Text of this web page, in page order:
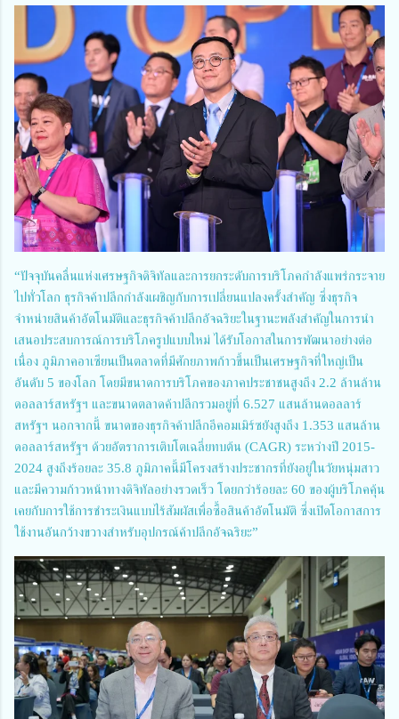
“ปัจจุบันคลื่นแห่งเศรษฐกิจดิจิทัลและการยกระดับการบริโภคกำลังแพร่กระจาย
ไปทั่วโลก ธุรกิจค้าปลีกกำลังเผชิญกับการเปลี่ยนแปลงครั้งสำคัญ ซึ่งธุรกิจ
จำหน่ายสินค้าอัตโนมัติและธุรกิจค้าปลีกอัจฉริยะในฐานะพลังสำคัญในการนำ
เสนอประสบการณ์การบริโภครูปแบบใหม่ ได้รับโอกาสในการพัฒนาอย่างต่อ
เนื่อง ภูมิภาคอาเซียนเป็นตลาดที่มีศักยภาพก้าวขึ้นเป็นเศรษฐกิจที่ใหญ่เป็น
อันดับ 5 ของโลก โดยมีขนาดการบริโภคของภาคประชาชนสูงถึง 2.2 ล้านล้าน
ดอลลาร์สหรัฐฯ และขนาดตลาดค้าปลีกรวมอยู่ที่ 6.527 แสนล้านดอลลาร์
สหรัฐฯ นอกจากนี้ ขนาดของธุรกิจค้าปลีกอีคอมเมิร์ซยังสูงถึง 1.353 แสนล้าน
ดอลลาร์สหรัฐฯ ด้วยอัตราการเติบโตเฉลี่ยทบต้น (CAGR) ระหว่างปี 2015-
2024 สูงถึงร้อยละ 35.8 ภูมิภาคนี้มีโครงสร้างประชากรที่ยังอยู่ในวัยหนุ่มสาว
และมีความก้าวหน้าทางดิจิทัลอย่างรวดเร็ว โดยกว่าร้อยละ 60 ของผู้บริโภคคุ้น
เคยกับการใช้การชำระเงินแบบไร้สัมผัสเพื่อซื้อสินค้าอัตโนมัติ ซึ่งเปิดโอกาสการ
ใช้งานอันกว้างขวางสำหรับอุปกรณ์ค้าปลีกอัจฉริยะ”